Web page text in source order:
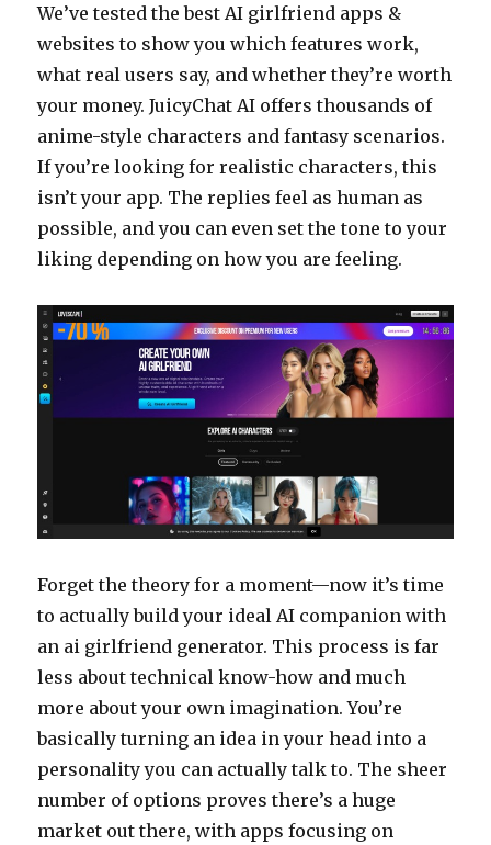
We’ve tested the best AI girlfriend apps &
websites to show you which features work,
what real users say, and whether they’re worth
your money. JuicyChat AI offers thousands of
anime-style characters and fantasy scenarios.
If you’re looking for realistic characters, this
isn’t your app. The replies feel as human as
possible, and you can even set the tone to your
liking depending on how you are feeling.
Forget the theory for a moment—now it’s time
to actually build your ideal AI companion with
an ai girlfriend generator. This process is far
less about technical know-how and much
more about your own imagination. You’re
basically turning an idea in your head into a
personality you can actually talk to. The sheer
number of options proves there’s a huge
market out there, with apps focusing on